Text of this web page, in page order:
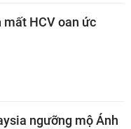
mất HCV oan ức
ngưỡng mộ Ánh